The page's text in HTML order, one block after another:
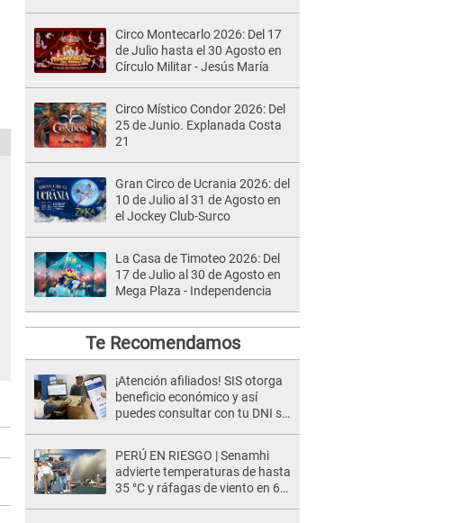
Circo Montecarlo 2026: Del 17
de Julio hasta el 30 Agosto en
Círculo Militar - Jesús María
Circo Místico Condor 2026: Del
25 de Junio. Explanada Costa
21
Gran Circo de Ucrania 2026: del
10 de Julio al 31 de Agosto en
el Jockey Club-Surco
La Casa de Timoteo 2026: Del
17 de Julio al 30 de Agosto en
Mega Plaza - Independencia
Te Recomendamos
¡Atención afiliados! SIS otorga
beneficio económico y así
puedes consultar con tu DNI si
PERÚ EN RIESGO | Senamhi
advierte temperaturas de hasta
35 °C y ráfagas de viento en 6